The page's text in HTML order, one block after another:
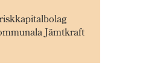
Jämtkraft